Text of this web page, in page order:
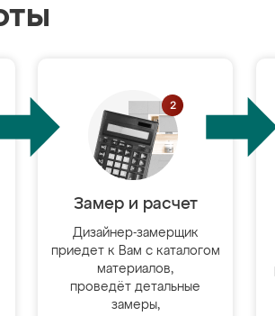
Замер и расчет
Дизайнер-замерщик
приедет к Вам с каталогом
материалов,
проведёт детальные
замеры,